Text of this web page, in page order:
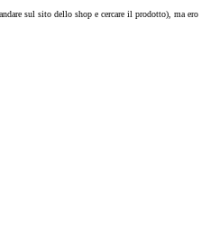
sul sito dello shop e cercare il prodotto), ma